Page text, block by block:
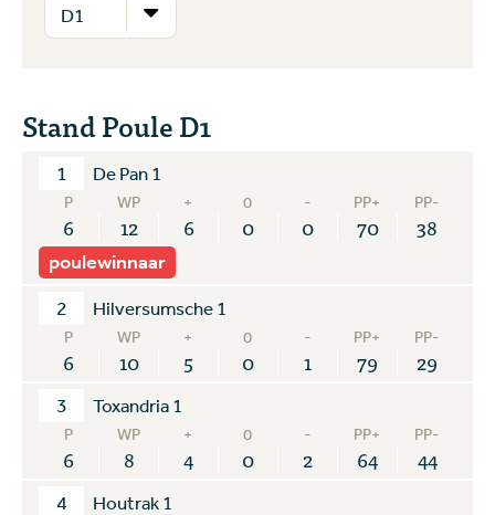
Stand Poule D1
1 De Pan 1
P WP + 0 - PP+ PP-
6 12 6 0 0 70 38
poulewinnaar
2 Hilversumsche 1
P WP + 0 - PP+ PP-
6 10 5 0 1 79 29
3 Toxandria 1
P WP + 0 - PP+ PP-
6 8 4 0 2 64 44
4 Houtrak 1